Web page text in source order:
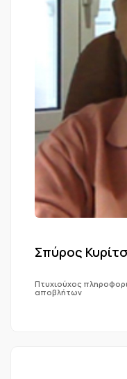
Σπύρος
Πτυχιούχος
αποβλήτων